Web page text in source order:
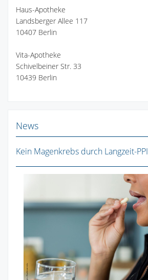
Haus-Apotheke
Landsberger Allee 117
10407 Berlin
Vita-Apotheke
Schivelbeiner Str. 33
10439 Berlin
News
Kein Magenkrebs durch Langzeit-PPI